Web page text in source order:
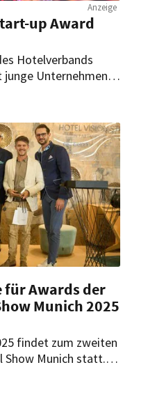
Anzeige
up Award
Hotelverbands
Unternehmen,
greifbar
up Onsai wurde
Festival nun
für Awards der
Munich 2025
findet zum zweiten
Show Munich statt.